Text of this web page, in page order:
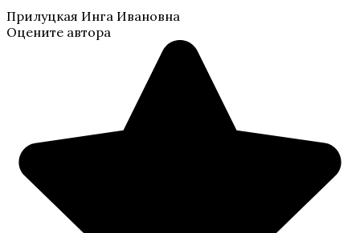
Прилуцкая Инга Ивановна
Оцените автора